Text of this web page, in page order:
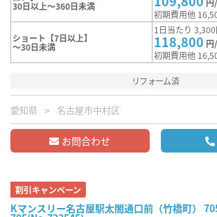
30日以上～360日未満
初期費用他
ショート【7日以上】
～30日未満
1日当たり
118,800 円
初期費用他
リフォーム済
愛知県 名古屋市中村区
お問合わせ
割引キャンペーン
Kマンスリー名古屋駅太閤通口前（竹橋町）